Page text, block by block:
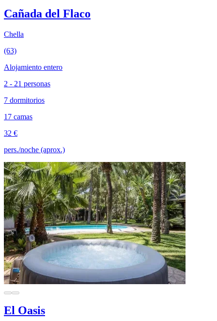
Cañada del Flaco
Chella
(63)
Alojamiento entero
2 - 21 personas
7 dormitorios
17 camas
32 €
pers./noche (aprox.)
El Oasis